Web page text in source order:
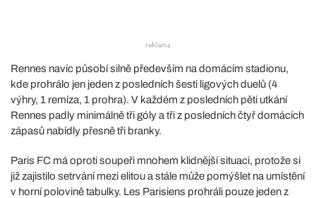
Rennes navíc působí silně především na domácím stadionu,
kde prohrálo jen jeden z posledních šesti ligových duelů (4
výhry, 1 remíza, 1 prohra). V každém z posledních pěti utkání
Rennes padly minimálně tři góly a tři z posledních čtyř domácích
zápasů nabídly přesně tři branky.
Paris FC má oproti soupeři mnohem klidnější situaci, protože si
již zajistilo setrvání mezi elitou a stále může pomýšlet na umístění
v horní polovině tabulky. Les Parisiens prohráli pouze jeden z